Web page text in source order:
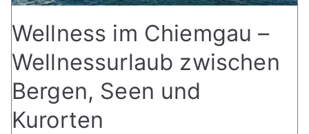
Wellness im Chiemgau –
Wellnessurlaub zwischen
Bergen, Seen und
Kurorten